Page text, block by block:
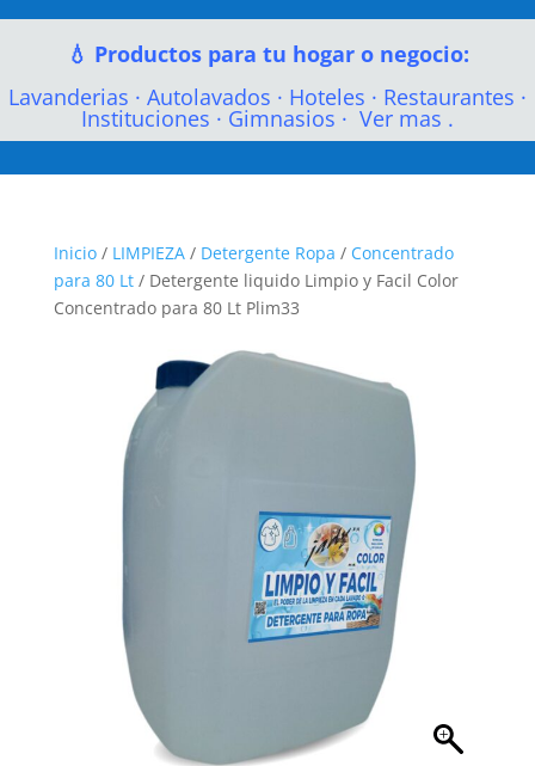
💧 Productos para tu hogar o negocio:
Lavanderias · Autolavados · Hoteles · Restaurantes ·
Instituciones · Gimnasios · Ver mas .
Inicio/ LIMPIEZA/ Detergente Ropa / Concentrado
para 80 Lt/ Detergente liquido Limpio y Facil Color
Concentrado para 80 Lt Plim33